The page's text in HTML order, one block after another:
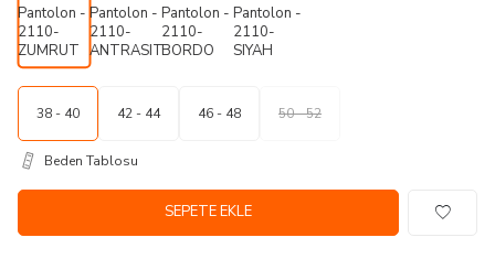
38 - 40 42 - 44 46 - 48 50 - 52
Beden Tablosu
SEPETE EKLE